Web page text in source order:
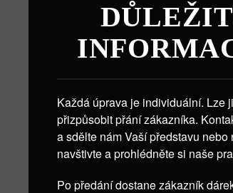
Každá úprava je individuální. Lze ji
přizpůsobit přání zákazníka.
a sdělte nám Vaší představu nebo
navštivte a prohlédněte si naše
Po předání dostane zákazník